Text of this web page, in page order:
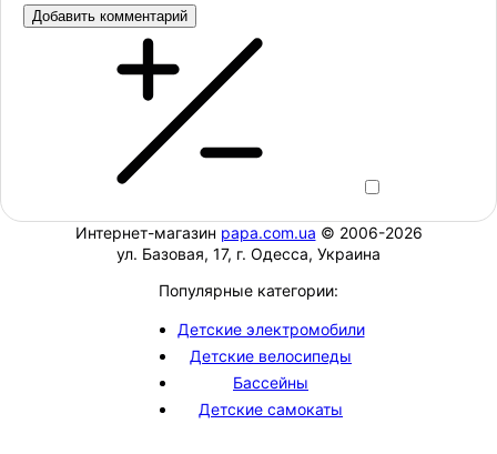
Добавить комментарий
Интернет-магазин papa.com.ua © 2006-2026
ул. Базовая, 17, г. Одесса, Украина
Популярные категории:
Детские электромобили
Детские велосипеды
Бассейны
Детские самокаты